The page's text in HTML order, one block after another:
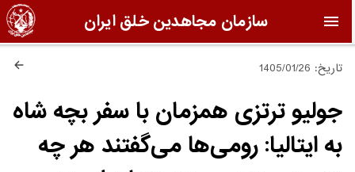
سازمان مجاهدین خلق ایران
تاریخ: 1405/01/26
جولیو ترتزی همزمان با سفر بچه شاه
به ایتالیا: رومی‌ها می‌گفتند هر چه